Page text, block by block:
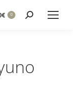
€ 0 Buscar: